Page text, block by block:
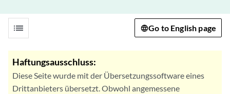
list Go to English page
Haftungsausschluss:
Diese Seite wurde mit der Übersetzungssoftware eines
Drittanbieters übersetzt. Obwohl angemessene